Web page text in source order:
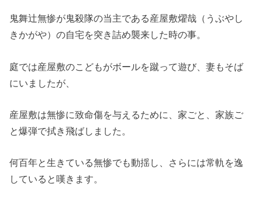
鬼舞辻無惨が鬼殺隊の当主である産屋敷燿哉（うぶやし
きかがや）の自宅を突き詰め襲来した時の事。
庭では産屋敷のこどもがボールを蹴って遊び、妻もそば
にいましたが、
産屋敷は無惨に致命傷を与えるために、家ごと、家族ご
と爆弾で拭き飛ばしました。
何百年と生きている無惨でも動揺し、さらには常軌を逸
していると嘆きます。